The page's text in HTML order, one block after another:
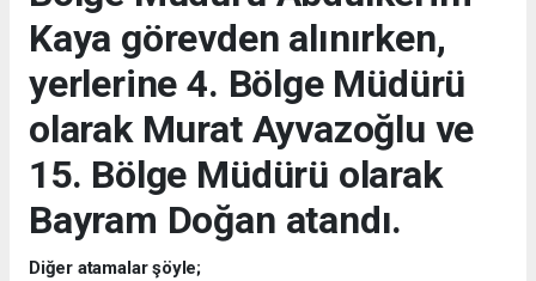
Kaya görevden alınırken,
yerlerine 4. Bölge Müdürü
olarak Murat Ayvazoğlu ve
15. Bölge Müdürü olarak
Bayram Doğan atandı.
Diğer atamalar şöyle;